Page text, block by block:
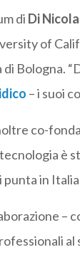
di Di Nicola
of
di Bologna.
– i suoi
co-
è
punta in
–
al